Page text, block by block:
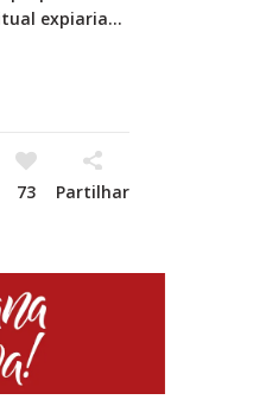
expiaria...
73 Partilhar